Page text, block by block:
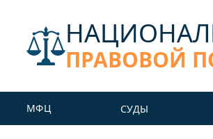
ПРАВОВОЙ
МФЦ СУДЫ